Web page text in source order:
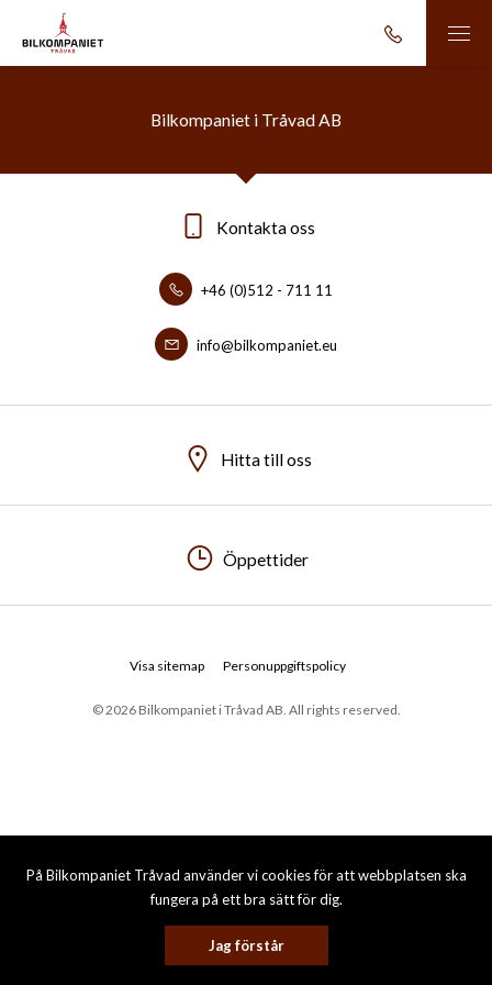
På Bilkompaniet Tråvad använder vi cookies för att webbplatsen ska
fungera på ett bra sätt för dig.
Jag förstår
Bilkompaniet i Tråvad AB
Kontakta oss
+46 (0)512 - 711 11
info@bilkompaniet.eu
Hitta till oss
Öppettider
© 2026 Bilkompaniet i Tråvad AB. All rights reserved.
Visa sitemap Personuppgiftspolicy